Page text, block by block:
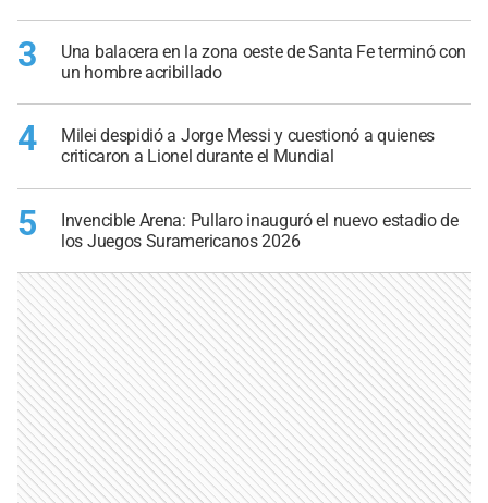
3
Una balacera en la zona oeste de Santa Fe terminó con
un hombre acribillado
4
Milei despidió a Jorge Messi y cuestionó a quienes
criticaron a Lionel durante el Mundial
5
Invencible Arena: Pullaro inauguró el nuevo estadio de
los Juegos Suramericanos 2026